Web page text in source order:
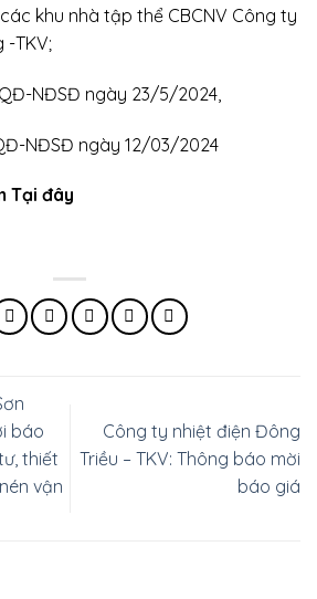
khu nhà tập thể CBCNV Công ty
-TKV;
NĐSĐ ngày 23/5/2024,
NĐSĐ ngày 12/03/2024
Tại đây
báo
thiết
vận
Công ty nhiệt điện Đông
Triều – TKV: Thông báo mời
báo giá